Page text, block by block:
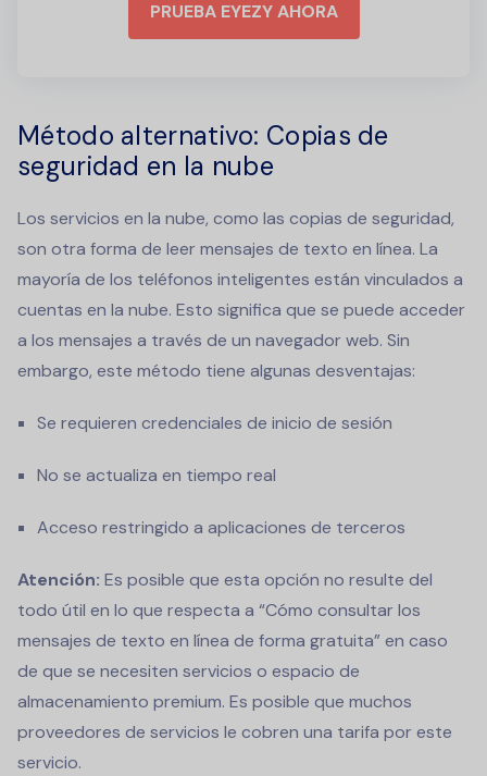
PRUEBA EYEZY AHORA
Método alternativo: Copias de
seguridad en la nube
Los servicios en la nube, como las copias de seguridad,
son otra forma de leer mensajes de texto en línea. La
mayoría de los teléfonos inteligentes están vinculados a
cuentas en la nube. Esto significa que se puede acceder
a los mensajes a través de un navegador web. Sin
embargo, este método tiene algunas desventajas:
Se requieren credenciales de inicio de sesión
No se actualiza en tiempo real
Acceso restringido a aplicaciones de terceros
Atención: Es posible que esta opción no resulte del
todo útil en lo que respecta a “Cómo consultar los
mensajes de texto en línea de forma gratuita” en caso
de que se necesiten servicios o espacio de
almacenamiento premium. Es posible que muchos
proveedores de servicios le cobren una tarifa por este
servicio.